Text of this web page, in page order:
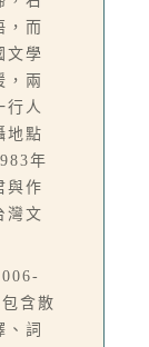
，而
文學
，兩
行人
地點
年
與作
灣文
含散
、詞